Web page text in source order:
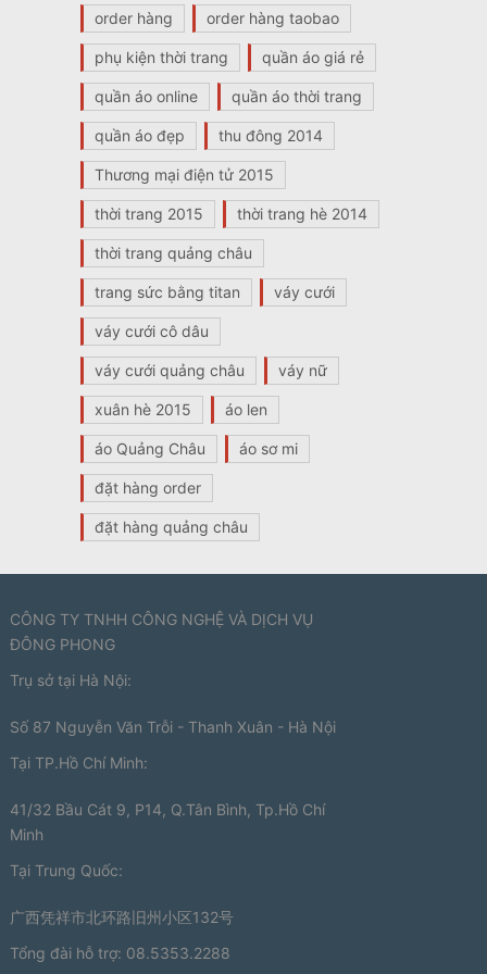
order hàng order hàng taobao
phụ kiện thời trang quần áo giá rẻ
quần áo online quần áo thời trang
quần áo đẹp thu đông 2014
Thương mại điện tử 2015
thời trang 2015 thời trang hè 2014
thời trang quảng châu
trang sức bằng titan váy cưới
váy cưới cô dâu
váy cưới quảng châu váy nữ
xuân hè 2015 áo len
áo Quảng Châu áo sơ mi
đặt hàng order
đặt hàng quảng châu
CÔNG TY TNHH CÔNG NGHỆ VÀ DỊCH VỤ
ĐÔNG PHONG
Trụ sở tại Hà Nội:
Số 87 Nguyễn Văn Trỗi - Thanh Xuân - Hà Nội
Tại TP.Hồ Chí Minh:
41/32 Bầu Cát 9, P14, Q.Tân Bình, Tp.Hồ Chí
Minh
Tại Trung Quốc:
广西凭祥市北环路旧州小区132号
Tổng đài hỗ trợ: 08.5353.2288